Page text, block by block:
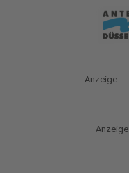
Anzeige
Anzeige